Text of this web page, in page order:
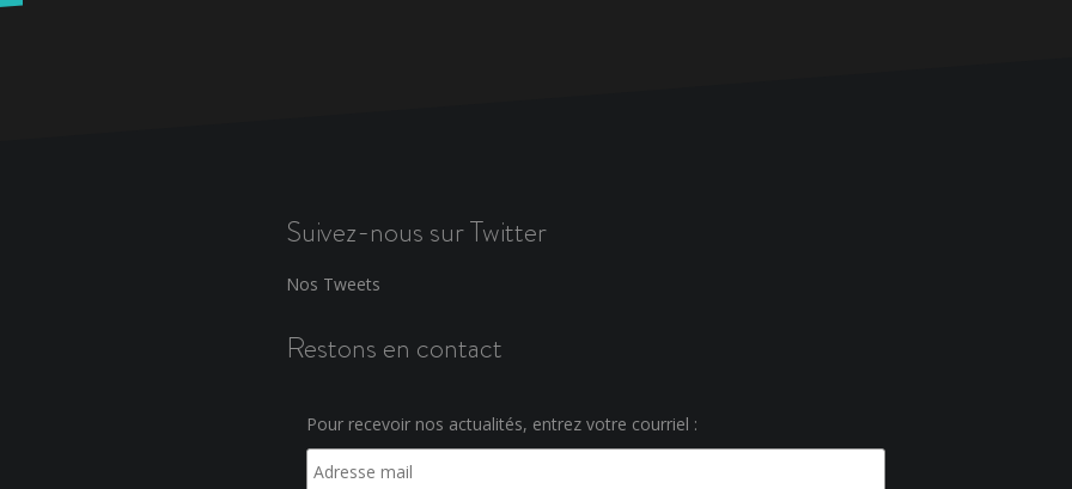
Suivez-nous sur Twitter
Nos Tweets
Restons en contact
Pour recevoir nos actualités, entrez votre courriel :